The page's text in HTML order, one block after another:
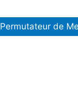
Permutateur de